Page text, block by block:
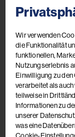
Wir verwenden
die Funktionalität
funktionellen,
Nutzungserlebnis
Einwilligung zu
verarbeitet als
teilweise in
Informationen zu
unserer
was eine